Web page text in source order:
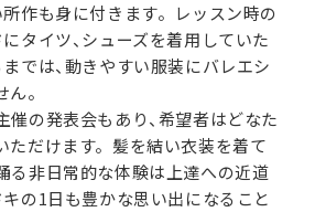
所作も身に付きます。レッスン時の
タイツ、シューズを着用していた
では、動きやすい服装にバレエシ
。
催の発表会もあり、希望者はどなた
ただけます。髪を結い衣装を着て
る非日常的な体験は上達への近道
キの1日も豊かな思い出になること